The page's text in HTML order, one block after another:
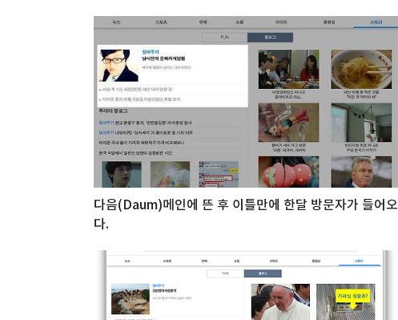
다음(Daum)메인에 뜬 후 이틀만에 한달 방문자가 들어오
다.